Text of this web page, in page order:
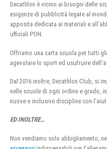
Decathlon è vicino ai bisogni delle
esigenze di pubblicità legate al
apposita dedicata ai materiali e
ufficiali PON.
Offriamo una carta scuola per tutti
agevolare lo sport ed usufruire
Dal 2016 inoltre, Decathlon Club, si
nelle scuole di ogni ordine e grado,
nuove e inclusive discipline con
ED INOLTRE…
Non vendiamo solo abbigliamento,